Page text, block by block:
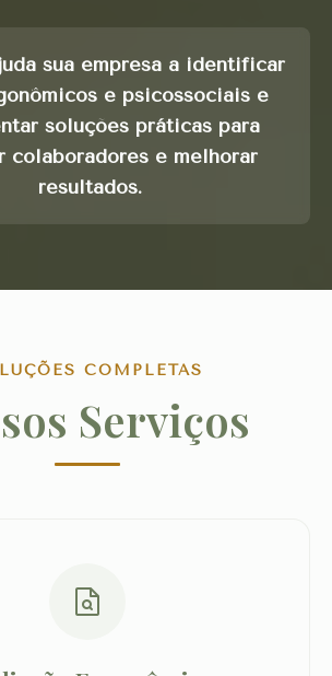
sua empresa a identificar
e psicossociais e
soluções práticas para
colaboradores e melhorar
resultados.
COMPLETAS
Serviços